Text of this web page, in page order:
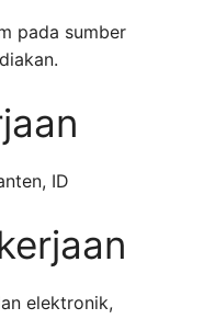
pada sumber
, ID
elektronik,